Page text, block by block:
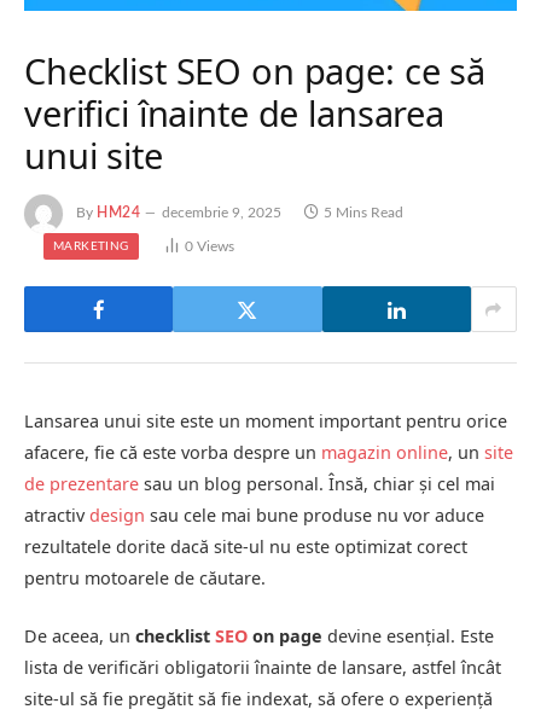
Checklist SEO on page: ce să
verifici înainte de lansarea
unui site
By HM24 decembrie 9, 2025 5 Mins Read
MARKETING 0 Views
Lansarea unui site este un moment important pentru orice
afacere, fie că este vorba despre un magazin online, un site
de prezentare sau un blog personal. Însă, chiar și cel mai
atractivdesign sau cele mai bune produse nu vor aduce
rezultatele dorite dacă site-ul nu este optimizat corect
pentru motoarele de căutare.
De aceea, un checklist SEO on page devine esențial. Este
lista de verificări obligatorii înainte de lansare, astfel încât
site-ul să fie pregătit să fie indexat, să ofere o experiență